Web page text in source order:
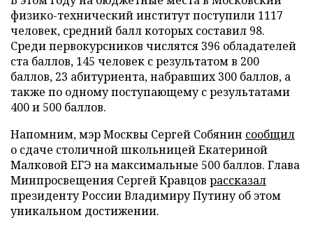
физико-технический институт поступили 1117
человек, средний балл которых составил 98.
Среди первокурсников числятся 396 обладателей
ста баллов, 145 человек с результатом в 200
баллов, 23 абитуриента, набравших 300 баллов, а
также по одному поступающему с результатами
400 и 500 баллов.
Напомним, мэр Москвы Сергей Собянин сообщил
о сдаче столичной школьницей Екатериной
Малковой ЕГЭ на максимальные 500 баллов. Глава
Минпросвещения Сергей Кравцов рассказал
президенту России Владимиру Путину об этом
уникальном достижении.